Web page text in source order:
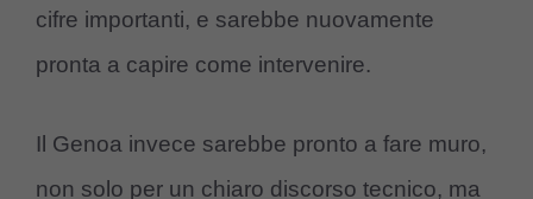
cifre importanti, e sarebbe nuovamente
pronta a capire come intervenire.
Il Genoa invece sarebbe pronto a fare muro,
non solo per un chiaro discorso tecnico, ma